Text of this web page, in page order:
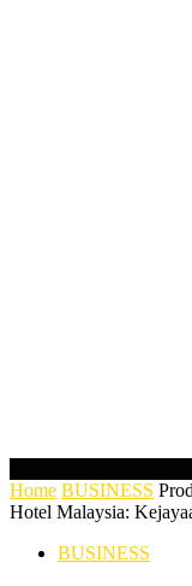
Home BUSINESS
Hotel Malaysia:
BUSINESS